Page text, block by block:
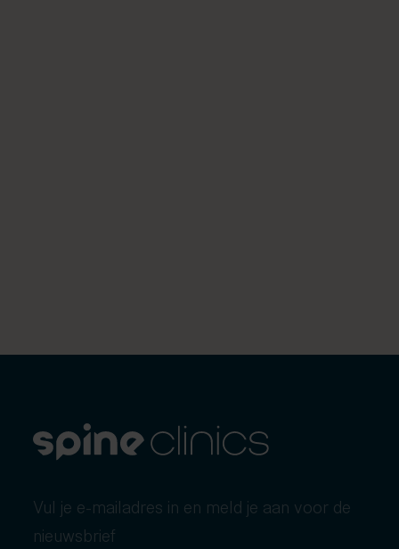
Vul je e-mailadres in en meld je aan voor de
nieuwsbrief